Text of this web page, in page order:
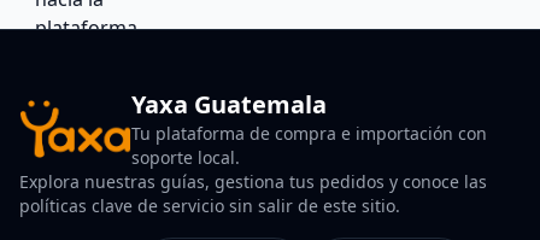
Yaxa Guatemala
Tu plataforma de compra e importación con
soporte local.
Explora nuestras guías, gestiona tus pedidos y conoce las
políticas clave de servicio sin salir de este sitio.